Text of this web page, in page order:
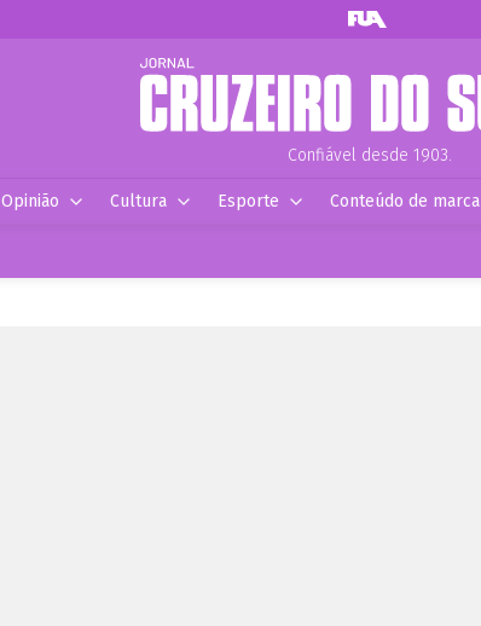
Confiável desde 1903.
Opinião Cultura Esporte Conteúdo de marca